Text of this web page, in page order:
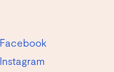
Facebook
Instagram